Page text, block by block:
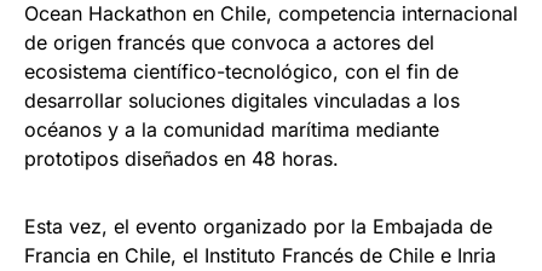
Ocean Hackathon en Chile, competencia internacional
de origen francés que convoca a actores del
ecosistema científico-tecnológico, con el fin de
desarrollar soluciones digitales vinculadas a los
océanos y a la comunidad marítima mediante
prototipos diseñados en 48 horas.
Esta vez, el evento organizado por la Embajada de
Francia en Chile, el Instituto Francés de Chile e Inria